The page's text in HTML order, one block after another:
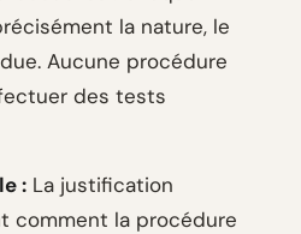
la nature, le
Aucune procédure
des tests
: La justification
comment la procédure